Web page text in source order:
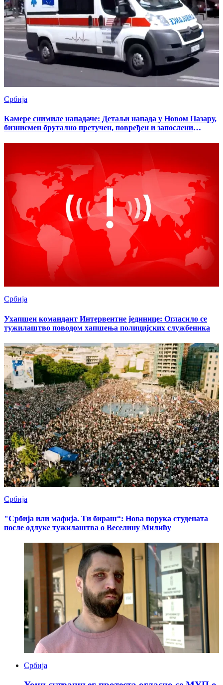
Србија
Камере снимиле нападаче: Детаљи напада у Новом Пазару,
бизнисмен брутално претучен, повређен и запослени
Србија
Ухапшен командант Интервентне јединице: Огласило се
тужилаштво поводом хапшења полицијских службеника
Србија
"Србија или мафија. Ти бираш“: Нова порука студената
после одлуке тужилаштва о Веселину Милићу
Србија